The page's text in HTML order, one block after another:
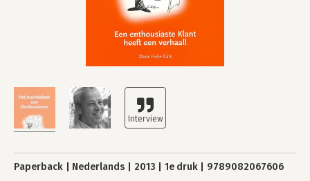
Paperback Nederlands 2013 1e druk 9789082067606